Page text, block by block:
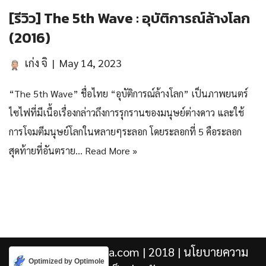
[รีวิว] The 5th Wave : อุบัติการณ์ล้างโลก
(2016)
เก่ง จิ May 14, 2023
“The 5th Wave” ชื่อไทย “อุบัติการณ์ล้างโลก” เป็นภาพยนตร์
ไซไฟที่มีเนื้อเรื่องกล่าวถึงการรุกรานของมนุษย์ต่างดาว และใช้
การโจมตีมนุษย์โลกในหลายๆระลอก โดยระลอกที่ 5 คือระลอก
สุดท้ายที่อันตราย… Read More »
Kengji.co & Punjira.com | 2018 | นโยบายความ
Optimized by Optimole